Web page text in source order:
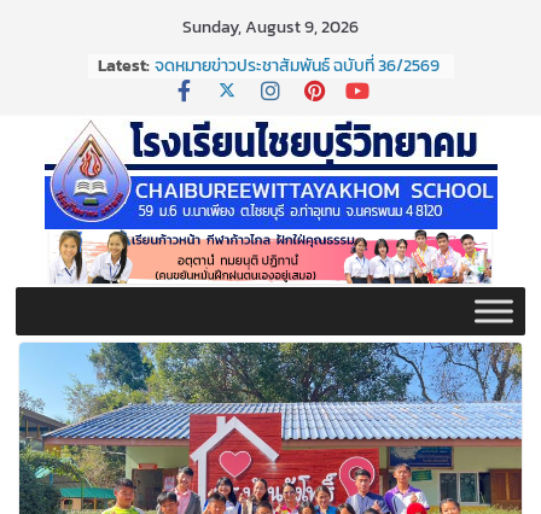
Sunday, August 9, 2026
Latest: จดหมายข่าวประชาสัมพันธ์ ฉบับที่ 36/2569
ประจำเดือนมิถุนายน 2569
กิจกรรมวันสุนทรภู่ ประจำปี ๒๕๖๙
จดหมายข่าวประชาสัมพันธ์ ฉบับที่ 38/2569
ประจำเดือนมิถุนายน 2569
จดหมายข่าวประชาสัมพันธ์ ฉบับที่ 37/2569
ประจำเดือนมิถุนายน 2569